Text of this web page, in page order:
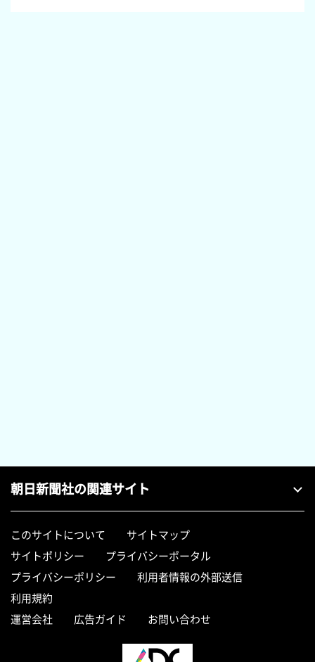
朝日新聞社の関連サイト
このサイトについて
サイトマップ
サイトポリシー
プライバシーポータル
プライバシーポリシー
利用者情報の外部送信
利用規約
運営会社
広告ガイド お問い合わせ